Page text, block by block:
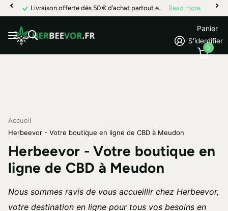
Livraison offerte dès 50 € d’achat partout en France Read more
S'identifier
Panier
0
Accueil
Herbeevor - Votre boutique en ligne de CBD à Meudon
Herbeevor - Votre boutique en
ligne de CBD à Meudon
Nous sommes ravis de vous accueillir chez Herbeevor,
votre destination en ligne pour tous vos besoins en